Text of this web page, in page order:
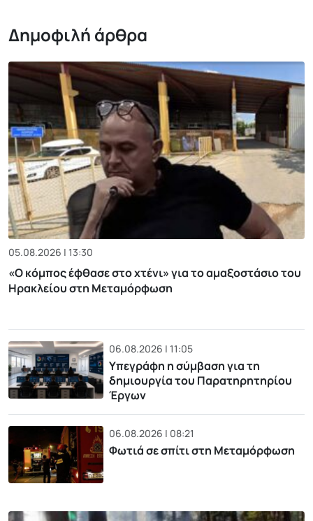
Δημοφιλή άρθρα
05.08.2026 | 13:30
«Ο κόμπος έφθασε στο χτένι» για το αμαξοστάσιο του
Ηρακλείου στη Μεταμόρφωση
06.08.2026 | 11:05
Υπεγράφη η σύμβαση για τη
δημιουργία του Παρατηρητηρίου
Έργων
06.08.2026 | 08:21
Φωτιά σε σπίτι στη Μεταμόρφωση